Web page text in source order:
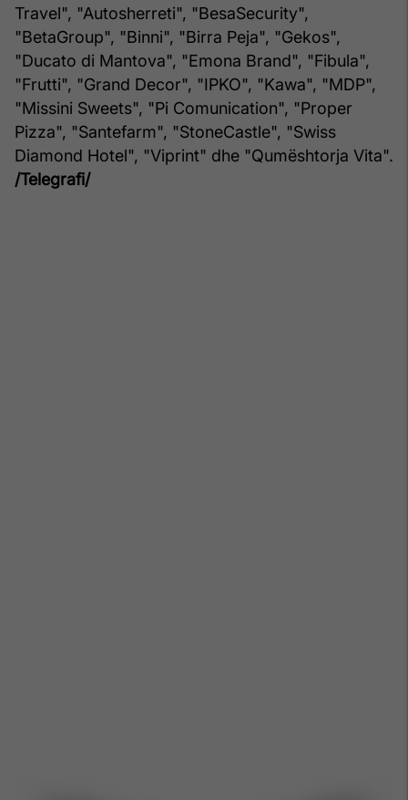
Travel", "Autosherreti", "BesaSecurity",
"BetaGroup", "Binni", "Birra Peja", "Gekos",
"Ducato di Mantova", "Emona Brand", "Fibula",
"Frutti", "Grand Decor", "IPKO", "Kawa", "MDP",
"Missini Sweets", "Pi Comunication", "Proper
Pizza", "Santefarm", "StoneCastle", "Swiss
Diamond Hotel", "Viprint" dhe "Qumështorja Vita".
/Telegrafi/